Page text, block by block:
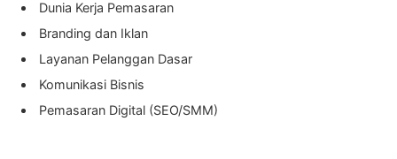
Dunia Kerja Pemasaran
Branding dan Iklan
Layanan Pelanggan Dasar
Komunikasi Bisnis
Pemasaran Digital (SEO/SMM)